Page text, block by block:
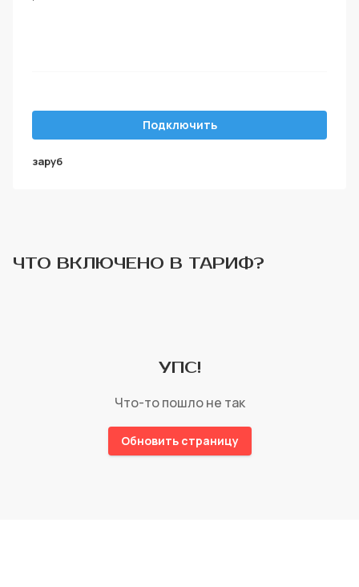
Подключить
заруб
ЧТО ВКЛЮЧЕНО В ТАРИФ?
УПС!
Что-то пошло не так
Обновить страницу